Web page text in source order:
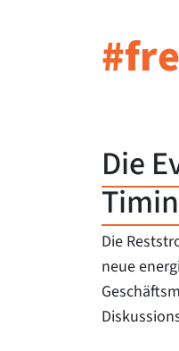
Die
Die
neue